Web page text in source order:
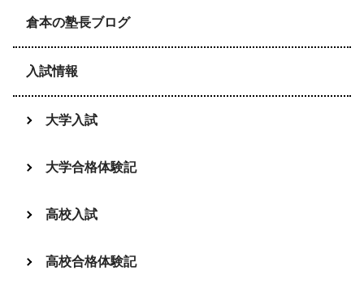
倉本の塾長ブログ
入試情報
大学入試
大学合格体験記
高校入試
高校合格体験記